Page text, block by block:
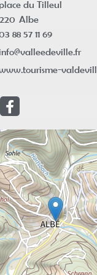
du Tilleul
Albe
88 57 11 69